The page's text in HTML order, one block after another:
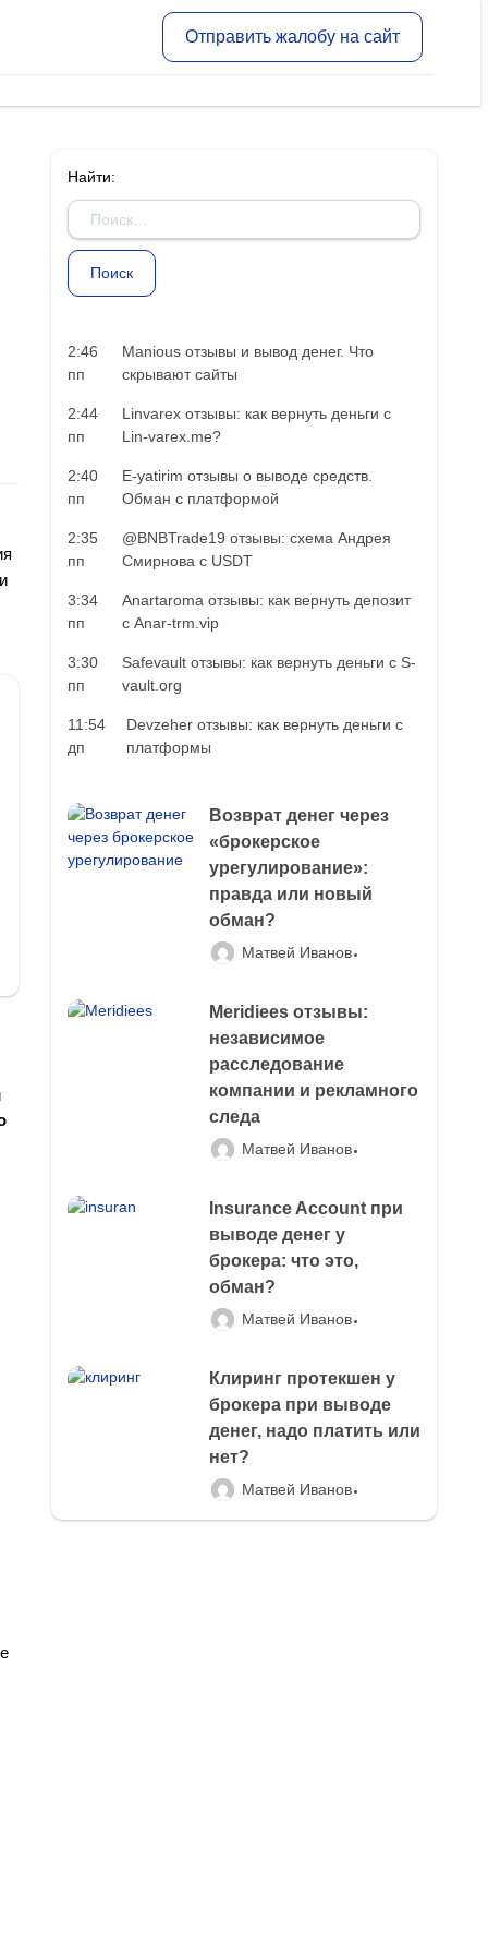
Отправить жалобу на сайт
Найти:
2:46
пп
Manious отзывы и вывод денег. Что
скрывают сайты
2:44
пп
Linvarex отзывы: как вернуть деньги с
Lin-varex.me?
2:40
пп
E-yatirim отзывы о выводе средств.
Обман с платформой
2:35
пп
@BNBTrade19 отзывы: схема Андрея
Смирнова с USDT
3:34
пп
Anartaroma отзывы: как вернуть депозит
с Anar-trm.vip
3:30
пп
Safevault отзывы: как вернуть деньги с S-
vault.org
11:54
дп
Devzeher отзывы: как вернуть деньги с
платформы
Возврат денег через
«брокерское
урегулирование»:
правда или новый
обман?
Матвей Иванов
Meridiees отзывы:
независимое
расследование
компании и рекламного
следа
Матвей Иванов
Insurance Account при
выводе денег у
брокера: что это,
обман?
Матвей Иванов
Клиринг протекшен у
брокера при выводе
денег, надо платить или
нет?
Матвей Иванов